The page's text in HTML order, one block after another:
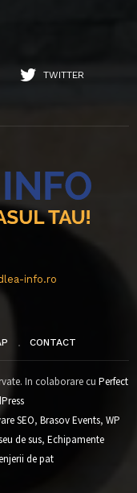
TWITTER
info.ro
CONTACT
In colaborare cu Perfect
SEO, Brasov Events, WP
de sus, Echipamente
de pat